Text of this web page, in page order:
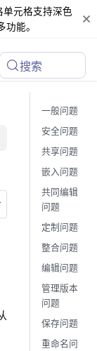
元格支持深色
能。
搜索
一般问题
安全问题
共享问题
嵌入问题
共同编辑
问题
定制问题
整合问题
编辑问题
管理版本
问题
保存问题
重命名问